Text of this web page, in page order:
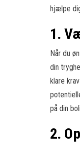
hjælpe
1.
Når du
din
klare
på din
2.